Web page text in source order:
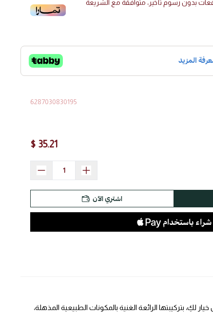
بدون رسوم تأخير، متوافقة مع الشريعة
6287030830195
35.21 $
اشتري الآن
بتركيبتها الرائعة الغنية بالمكونات الطبيعية المذهلة،